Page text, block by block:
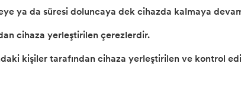
ya da süresi doluncaya dek cihazda kalmaya
cihaza yerleştirilen çerezlerdir.
kişiler tarafından cihaza yerleştirilen ve kontrol